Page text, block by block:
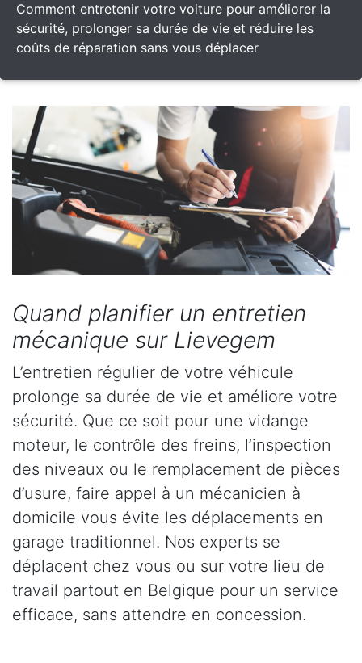
Comment entretenir votre voiture pour améliorer la
sécurité, prolonger sa durée de vie et réduire les
coûts de réparation sans vous déplacer
Quand planifier un entretien
mécanique sur Lievegem
L’entretien régulier de votre véhicule
prolonge sa durée de vie et améliore votre
sécurité. Que ce soit pour une vidange
moteur, le contrôle des freins, l’inspection
des niveaux ou le remplacement de pièces
d’usure, faire appel à un mécanicien à
domicile vous évite les déplacements en
garage traditionnel. Nos experts se
déplacent chez vous ou sur votre lieu de
travail partout en Belgique pour un service
efficace, sans attendre en concession.